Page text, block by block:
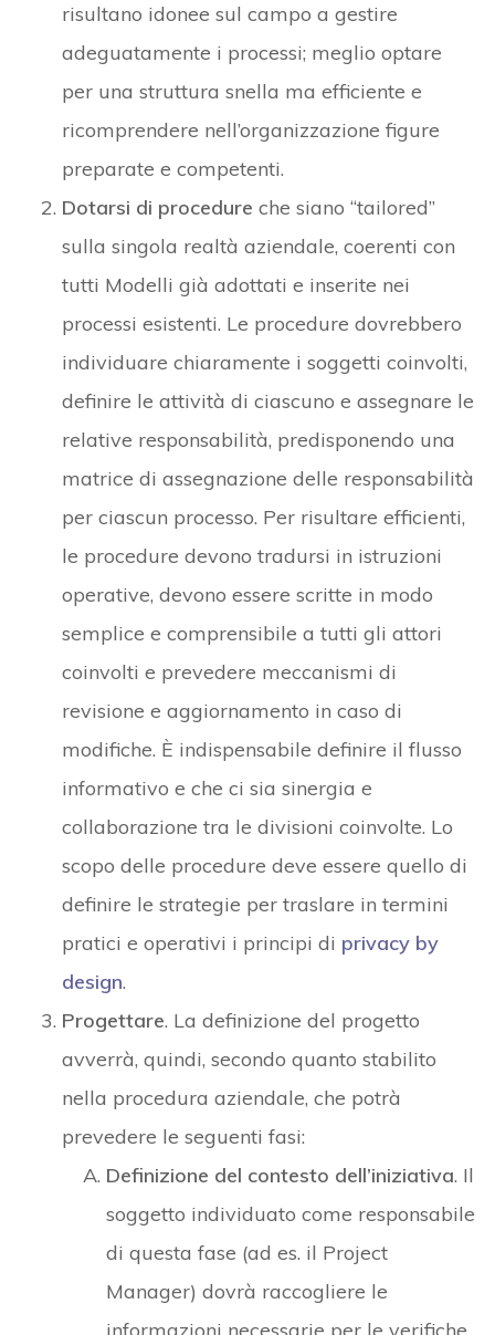
risultano idonee sul campo a gestire
adeguatamente i processi; meglio optare
per una struttura snella ma efficiente e
ricomprendere nell’organizzazione figure
preparate e competenti.
Dotarsi di procedure che siano “tailored”
sulla singola realtà aziendale, coerenti con
tutti Modelli già adottati e inserite nei
processi esistenti. Le procedure dovrebbero
individuare chiaramente i soggetti coinvolti,
definire le attività di ciascuno e assegnare le
relative responsabilità, predisponendo una
matrice di assegnazione delle responsabilità
per ciascun processo. Per risultare efficienti,
le procedure devono tradursi in istruzioni
operative, devono essere scritte in modo
semplice e comprensibile a tutti gli attori
coinvolti e prevedere meccanismi di
revisione e aggiornamento in caso di
modifiche. È indispensabile definire il flusso
informativo e che ci sia sinergia e
collaborazione tra le divisioni coinvolte. Lo
scopo delle procedure deve essere quello di
definire le strategie per traslare in termini
pratici e operativi i principi di privacy by
design.
Progettare. La definizione del progetto
avverrà, quindi, secondo quanto stabilito
nella procedura aziendale, che potrà
prevedere le seguenti fasi:
Definizione del contesto dell’iniziativa. Il
soggetto individuato come responsabile
di questa fase (ad es. il Project
Manager) dovrà raccogliere le